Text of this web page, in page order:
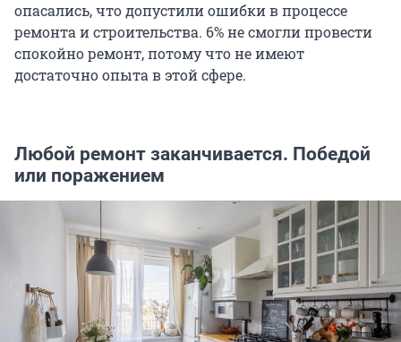
опасались, что допустили ошибки в процессе
ремонта и строительства. 6% не смогли провести
спокойно ремонт, потому что не имеют
достаточно опыта в этой сфере.
Любой ремонт заканчивается. Победой
или поражением